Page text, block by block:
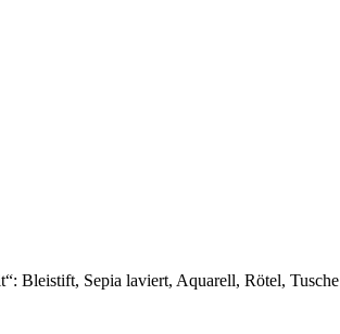
Bleistift, Sepia laviert, Aquarell, Rötel, Tusche